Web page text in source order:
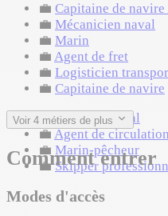
💼 Capitaine de
💼 Mécanicien naval
💼 Marin
💼 Agent de fret
💼 Logisticien
💼 Capitaine de navire
💼 Designer naval
💼 Agent de
💼 Marin-pêcheur
💼 Skipper
Voir 4 métiers de plus
Comment entrer
Modes d'accès